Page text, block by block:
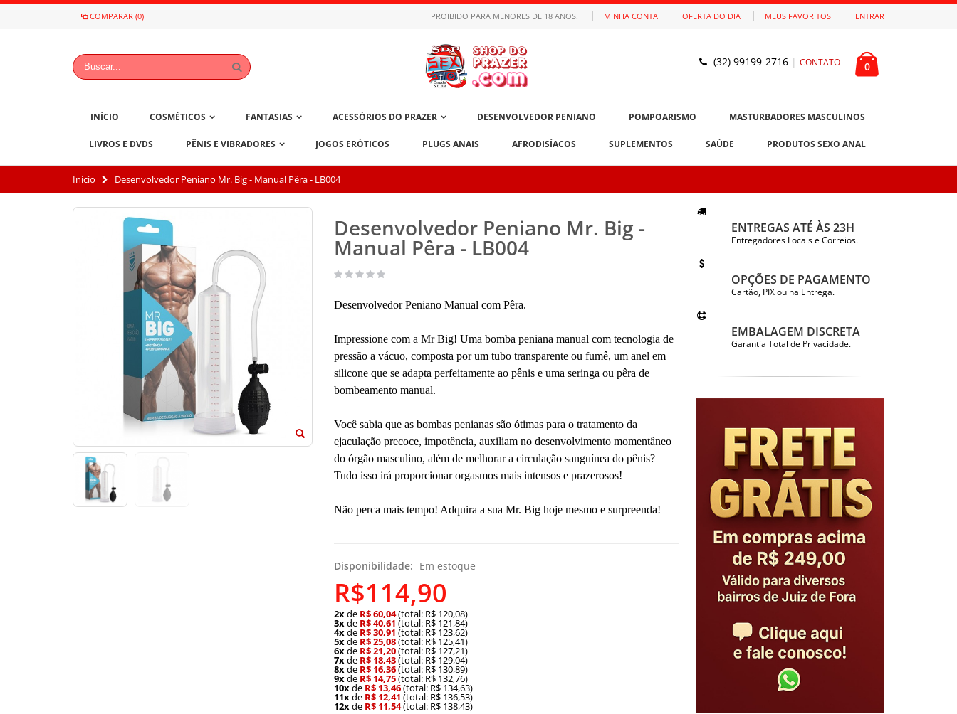
COMPARAR (0) MINHA CONTA OFERTA DO DIA MEUS FAVORITOS ENTRAR
PROIBIDO PARA MENORES DE 18 ANOS.
(32) 99199-2716 | CONTATO 0
INÍCIO COSMÉTICOS FANTASIAS ACESSÓRIOS DO PRAZER DESENVOLVEDOR PENIANO POMPOARISMO MASTURBADORES MASCULINOS
LIVROS E DVDS PÊNIS E VIBRADORES JOGOS ERÓTICOS PLUGS ANAIS AFRODISÍACOS SUPLEMENTOS SAÚDE PRODUTOS SEXO ANAL
Início Desenvolvedor Peniano Mr. Big - Manual Pêra - LB004
Desenvolvedor Peniano Mr. Big -
Manual Pêra - LB004
Desenvolvedor Peniano Manual com Pêra.
Impressione com a Mr Big! Uma bomba peniana manual com tecnologia de
pressão a vácuo, composta por um tubo transparente ou fumê, um anel em
silicone que se adapta perfeitamente ao pênis e uma seringa ou pêra de
bombeamento manual.
Você sabia que as bombas penianas são ótimas para o tratamento da
ejaculação precoce, impotência, auxiliam no desenvolvimento momentâneo
do órgão masculino, além de melhorar a circulação sanguínea do pênis?
Tudo isso irá proporcionar orgasmos mais intensos e prazerosos!
Não perca mais tempo! Adquira a sua Mr. Big hoje mesmo e surpreenda!
Disponibilidade: Em estoque
R$114,90
2xde R$ 60,04(total: R$ 120,08)
3xde R$ 40,61 (total: R$ 121,84)
4xde R$ 30,91 (total: R$ 123,62)
5xde R$ 25,08(total: R$ 125,41)
6xde R$ 21,20(total: R$ 127,21)
7xde R$ 18,43(total: R$ 129,04)
8xde R$ 16,36(total: R$ 130,89)
9xde R$ 14,75(total: R$ 132,76)
10xde R$ 13,46(total: R$ 134,63)
11xde R$ 12,41 (total: R$ 136,53)
12xde R$ 11,54(total: R$ 138,43)
ENTREGAS ATÉ ÀS 23H
Entregadores Locais e Correios.
OPÇÕES DE PAGAMENTO
Cartão, PIX ou na Entrega.
EMBALAGEM DISCRETA
Garantia Total de Privacidade.